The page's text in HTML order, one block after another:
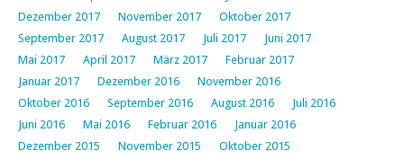
Dezember 2017
November 2017
Oktober 2017
September 2017
August 2017 Juli 2017
Juni 2017
Mai 2017
April 2017 März 2017
Februar 2017
Januar 2017
Dezember 2016
November 2016
Oktober 2016
September 2016 August 2016
Juli 2016
Juni 2016
Mai 2016 Februar 2016
Januar 2016
Dezember 2015
November 2015
Oktober 2015